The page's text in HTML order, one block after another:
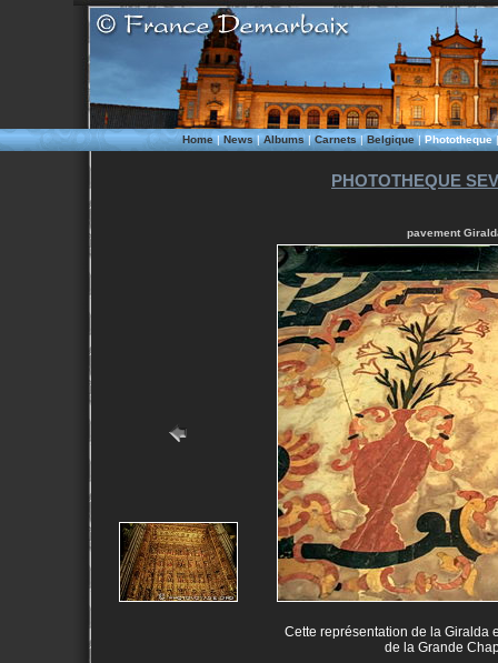
Home|News|Albums|Carnets|Belgique|Phototheque
PHOTOTHEQUE
pavement
Cette représentation de la Giralda
de la Grande